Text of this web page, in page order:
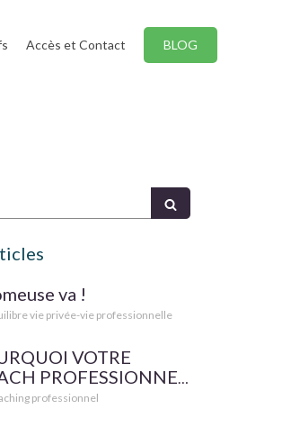
Accès et Contact BLOG
va !
vie privée-vie professionnelle
VOTRE
PROFESSIONNEL
IL SUPERVISER SA
professionnel